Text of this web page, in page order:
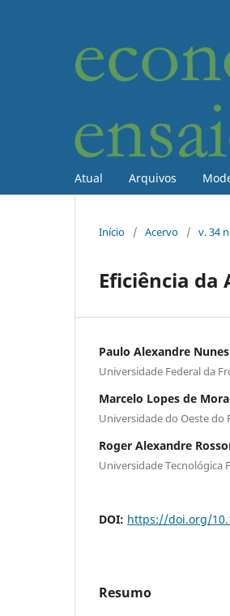
Atual Arquivos
Início / Acervo / v. 34
Eficiência
Paulo Alexandre Nunes
Universidade Federal da
Marcelo Lopes de
Universidade do Oeste do
Roger Alexandre
Universidade Tecnológica
DOI: https://doi.org/
Resumo